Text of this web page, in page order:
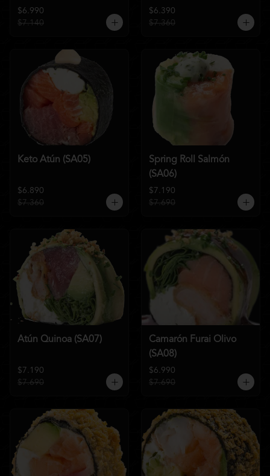
$6.990
$7.140
$6.390
$7.360
Keto Atún (SA05)
$6.890
$7.360
Spring Roll Salmón
(SA06)
$7.190
$7.690
Atún Quinoa (SA07)
$7.190
$7.690
Camarón Furai Olivo
(SA08)
$6.990
$7.690